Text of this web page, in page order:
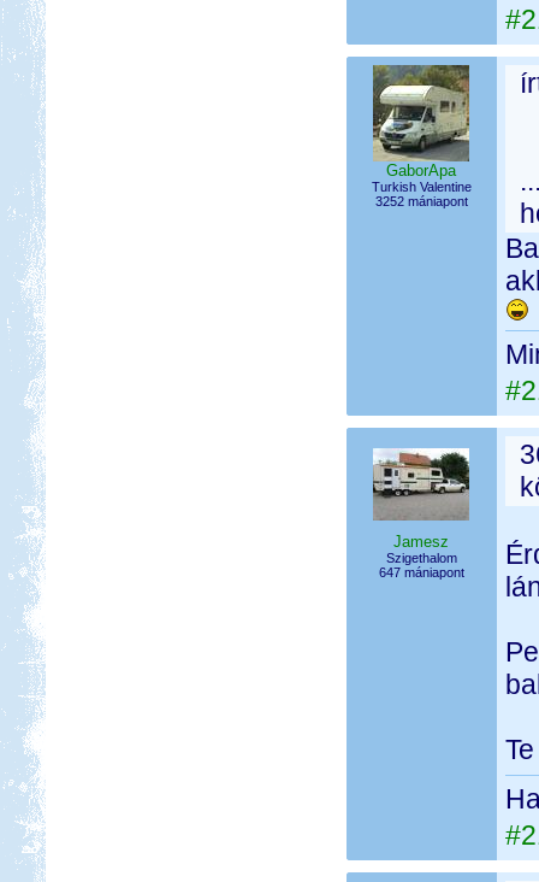
GaborApa
Turkish Valentine
3252 mániapont
Jamesz
Szigethalom
647 mániapont